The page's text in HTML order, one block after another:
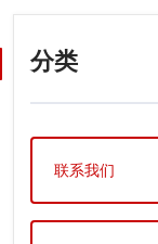
分类
联系我们